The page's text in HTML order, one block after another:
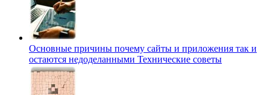
Основные причины почему сайты и приложения так и
остаются недоделанными Технические советы